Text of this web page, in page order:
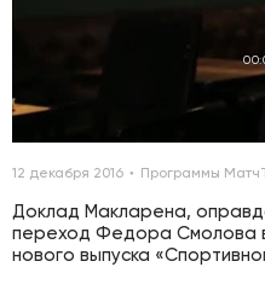
12 декабря 2016 Программы
Доклад Макларена,
переход Федора Смолова
нового выпуска